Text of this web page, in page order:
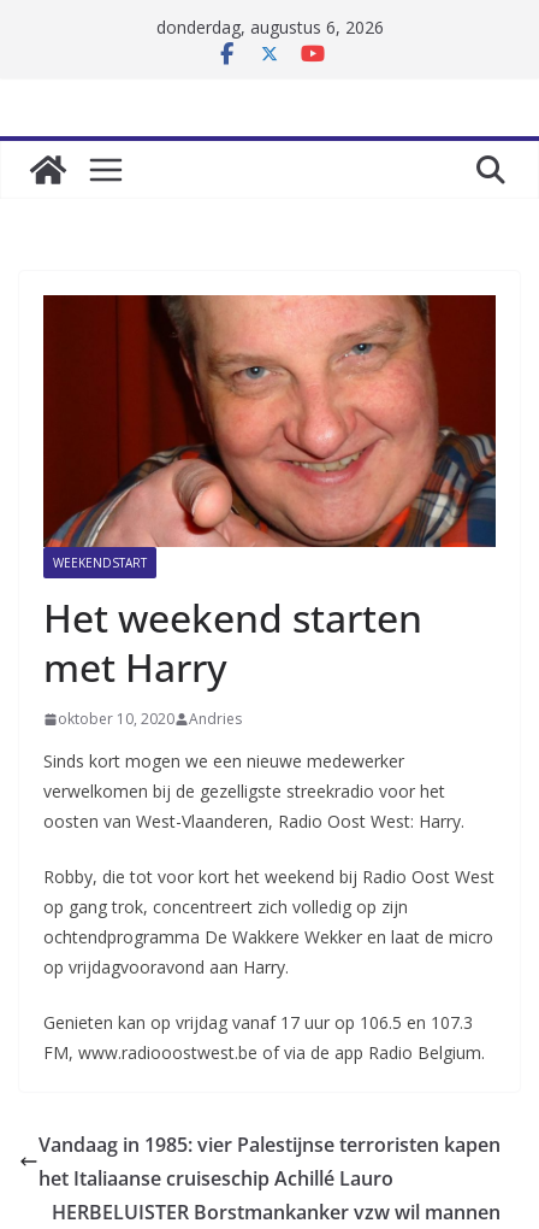
donderdag, augustus 6, 2026
WEEKENDSTART
Het weekend starten
met Harry
oktober 10, 2020 Andries
Sinds kort mogen we een nieuwe medewerker
verwelkomen bij de gezelligste streekradio voor het
oosten van West-Vlaanderen, Radio Oost West: Harry.
Robby, die tot voor kort het weekend bij Radio Oost West
op gang trok, concentreert zich volledig op zijn
ochtendprogramma De Wakkere Wekker en laat de micro
op vrijdagvooravond aan Harry.
Genieten kan op vrijdag vanaf 17 uur op 106.5 en 107.3
FM, www.radiooostwest.be of via de app Radio Belgium.
Vandaag in 1985: vier Palestijnse terroristen kapen
het Italiaanse cruiseschip Achillé Lauro
HERBELUISTER Borstmankanker vzw wil mannen